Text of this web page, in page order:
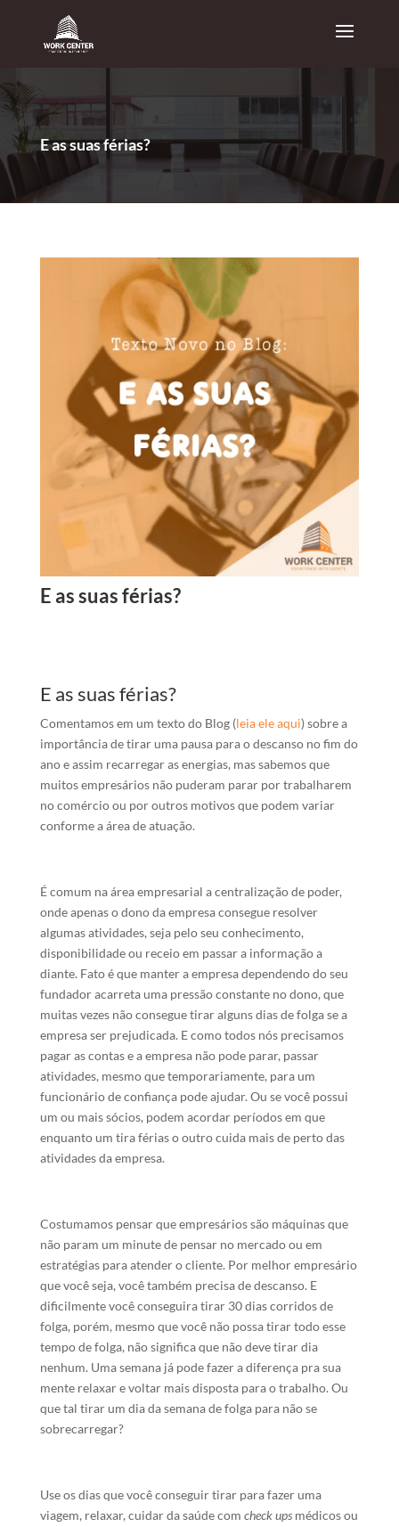
E as suas férias?
E as suas férias?
E as suas férias?
Comentamos em um texto do Blog (leia ele aqui) sobre a
importância de tirar uma pausa para o descanso no fim do
ano e assim recarregar as energias, mas sabemos que
muitos empresários não puderam parar por trabalharem
no comércio ou por outros motivos que podem variar
conforme a área de atuação.
É comum na área empresarial a centralização de poder,
onde apenas o dono da empresa consegue resolver
algumas atividades, seja pelo seu conhecimento,
disponibilidade ou receio em passar a informação a
diante. Fato é que manter a empresa dependendo do seu
fundador acarreta uma pressão constante no dono, que
muitas vezes não consegue tirar alguns dias de folga se a
empresa ser prejudicada. E como todos nós precisamos
pagar as contas e a empresa não pode parar, passar
atividades, mesmo que temporariamente, para um
funcionário de confiança pode ajudar. Ou se você possui
um ou mais sócios, podem acordar períodos em que
enquanto um tira férias o outro cuida mais de perto das
atividades da empresa.
Costumamos pensar que empresários são máquinas que
não param um minute de pensar no mercado ou em
estratégias para atender o cliente. Por melhor empresário
que você seja, você também precisa de descanso. E
dificilmente você conseguira tirar 30 dias corridos de
folga, porém, mesmo que você não possa tirar todo esse
tempo de folga, não significa que não deve tirar dia
nenhum. Uma semana já pode fazer a diferença pra sua
mente relaxar e voltar mais disposta para o trabalho. Ou
que tal tirar um dia da semana de folga para não se
sobrecarregar?
Use os dias que você conseguir tirar para fazer uma
viagem, relaxar, cuidar da saúde com check upsmédicos ou